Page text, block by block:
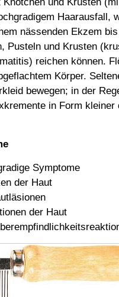
Haarausfall,
nässenden Ekzem
Pusteln und Krusten
reichen können.
Körper.
bewegen; in der
in Form kleiner
Symptome
der Haut
der Haut